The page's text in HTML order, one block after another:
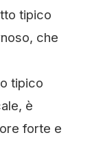
tipico
che
tipico
è
forte e